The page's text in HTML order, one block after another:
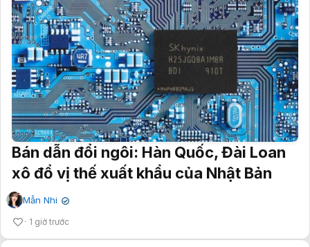
Bán dẫn đổi ngôi: Hàn Quốc, Đài Loan
xô đổ vị thế xuất khẩu của Nhật Bản
Mẫn Nhi ✔
1 giờ trước